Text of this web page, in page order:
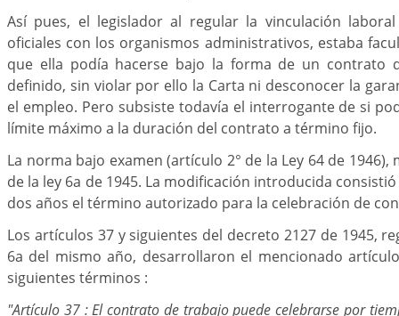
Así pues, el legislador al regular la vinculación
oficiales con los organismos administrativos, estaba
que ella podía hacerse bajo la forma de un contrato
definido, sin violar por ello la Carta ni desconocer la
el empleo. Pero subsiste todavía el interrogante de si
límite máximo a la duración del contrato a término fijo.
La norma bajo examen (artículo 2° de la Ley 64 de
de la ley 6a de 1945. La modificación introducida
dos años el término autorizado para la celebración de
Los artículos 37 y siguientes del decreto 2127 de 1945,
6a del mismo año, desarrollaron el mencionado
siguientes términos :
"Artículo 37 : El contrato de trabajo puede celebrarse por